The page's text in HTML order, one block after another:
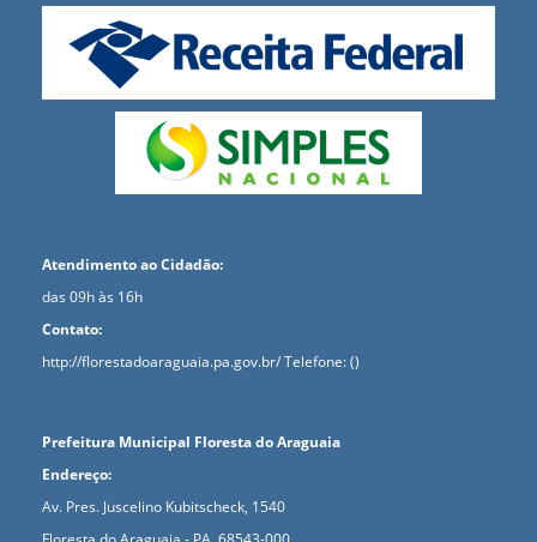
Atendimento ao Cidadão:
das 09h às 16h
Contato:
http://florestadoaraguaia.pa.gov.br/Telefone: ()
Prefeitura Municipal Floresta do Araguaia
Endereço:
Av. Pres. Juscelino Kubitscheck, 1540